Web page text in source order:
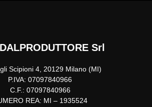
Srl
Scipioni 4, 20129 Milano (MI)
P.IVA: 07097840966
C.F.: 07097840966
REA: MI – 1935524